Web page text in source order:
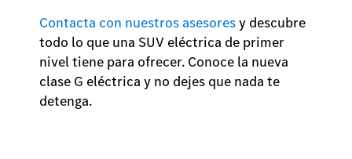
Contacta con nuestros asesoresy descubre
todo lo que una SUV eléctrica de primer
nivel tiene para ofrecer. Conoce la nueva
clase G eléctrica y no dejes que nada te
detenga.